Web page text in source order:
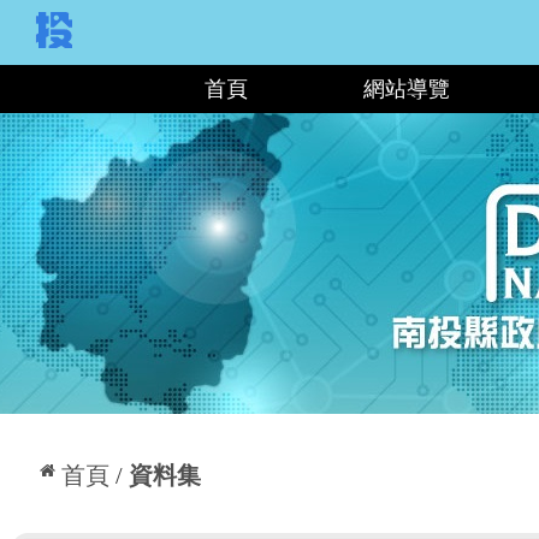
首頁 網站導覽
首頁 資料集